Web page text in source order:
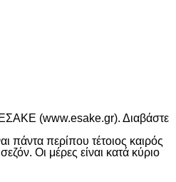
ΕΣΑΚΕ (www.esake.gr). Διαβάστε
πάντα περίπου τέτοιος καιρός
Οι μέρες είναι κατά κύριο